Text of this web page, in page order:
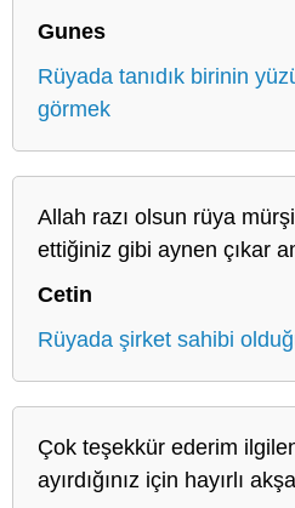
Gunes
Rüyada tanıdık birinin
görmek
Allah razı olsun rüya
ettiğiniz gibi aynen çıkar
Cetin
Rüyada şirket sahibi
Çok teşekkür ederim
ayırdığınız için hayırlı